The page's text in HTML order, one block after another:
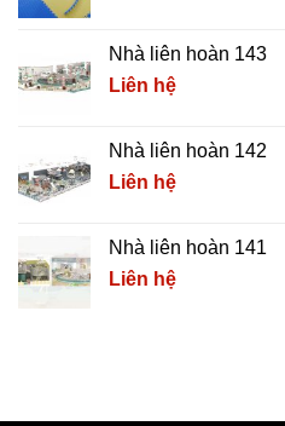
Nhà liên hoàn 143
Liên hệ
Nhà liên hoàn 142
Liên hệ
Nhà liên hoàn 141
Liên hệ